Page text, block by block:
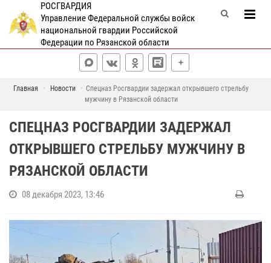
РОСГВАРДИЯ
Управление Федеральной службы войск
национальной гвардии Российской
Федерации по Рязанской области
Главная Новости
Спецназ Росгвардии задержал открывшего стрельбу
мужчину в Рязанской области
СПЕЦНАЗ РОСГВАРДИИ ЗАДЕРЖАЛ
ОТКРЫВШЕГО СТРЕЛЬБУ МУЖЧИНУ В
РЯЗАНСКОЙ ОБЛАСТИ
08 декабря 2023, 13:46